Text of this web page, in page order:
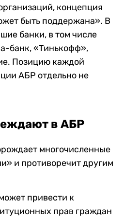
концепция
быть поддержана». В
банки, в том числе
банк, «Тинькофф»,
Позицию каждой
АБР отдельно не
в АБР
многочисленные
и противоречит другим
привести к
прав граждан